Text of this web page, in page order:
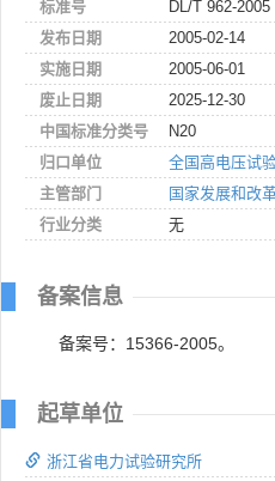
标准号
DL/T 962-2005
发布日期
2005-02-14
实施日期
2005-06-01
废止日期
2025-12-30
中国标准分类号
N20
归口单位
全国高电压试
主管部门
国家发展和改
行业分类
无
备案信息
备案号：15366-2005。
起草单位
浙江省电力试验研究所